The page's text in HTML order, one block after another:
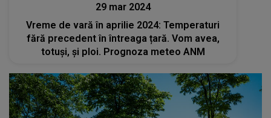
29 mar 2024
Vreme de vară în aprilie 2024: Temperaturi
fără precedent în întreaga țară. Vom avea,
totuși, și ploi. Prognoza meteo ANM